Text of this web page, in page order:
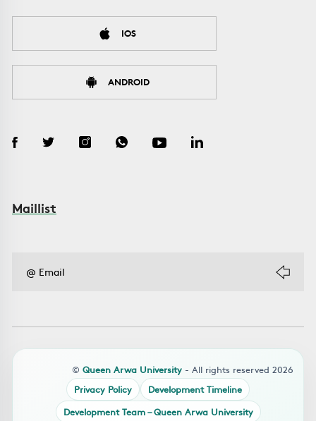
IOS
ANDROID
Maillist
© Queen Arwa University - All rights reserved 2026
Privacy Policy
Development Timeline
Development Team – Queen Arwa University